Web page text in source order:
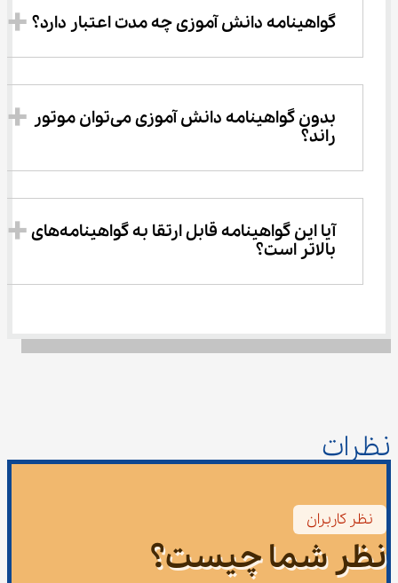
گواهینامه دانش آموزی چه مدت اعتبار دارد؟
بدون گواهینامه دانش آموزی می‌توان موتور
راند؟
آیا این گواهینامه قابل ارتقا به گواهینامه‌های
بالاتر است؟
نظرات
نظر کاربران
نظر شما چیست؟